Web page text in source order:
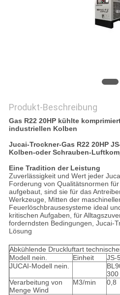
Produkt-Beschreibung
Gas R22 20HP kühlte
industriellen Kolben
Jucai-Trockner-Gas R22 20HP
Kolben-oder Schrauben-
Eine Tradition der Leistung
Zuverlässigkeit und Wert jeder
Forderung von Qualitätsnormen
aufgebaut, sind sie für das
Werkzeuge, Mitten der
Feuerlöschbrausesysteme ideal
kritischen Aufgaben, für
forderndsten Bedingungen, Jucai-
Lösung
Abkühlende Druckluftart
Modell nein.
Einheit JS-
JUCAI-Modell nein.
300
Verarbeitung von
Menge Wind
M3/min 0,8